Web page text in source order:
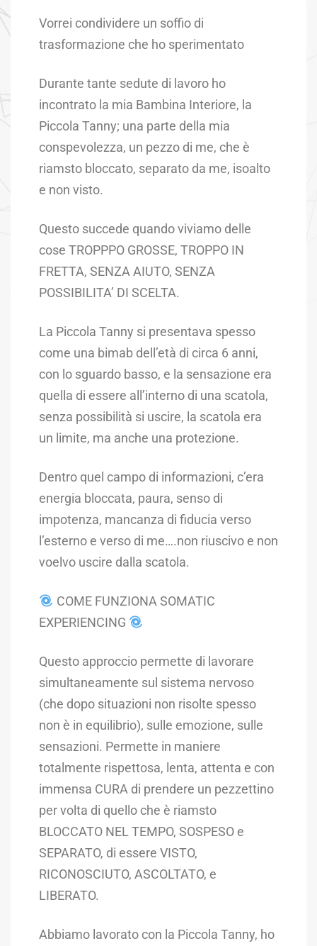
Vorrei condividere un soffio di
trasformazione che ho sperimentato
Durante tante sedute di lavoro ho
incontrato la mia Bambina Interiore, la
Piccola Tanny; una parte della mia
conspevolezza, un pezzo di me, che è
riamsto bloccato, separato da me, isoalto
e non visto.
Questo succede quando viviamo delle
cose TROPPPO GROSSE, TROPPO IN
FRETTA, SENZA AIUTO, SENZA
POSSIBILITA’ DI SCELTA.
La Piccola Tanny si presentava spesso
come una bimab dell’età di circa 6 anni,
con lo sguardo basso, e la sensazione era
quella di essere all’interno di una scatola,
senza possibilità si uscire, la scatola era
un limite, ma anche una protezione.
Dentro quel campo di informazioni, c’era
energia bloccata, paura, senso di
impotenza, mancanza di fiducia verso
l’esterno e verso di me….non riuscivo e non
voelvo uscire dalla scatola.
COME FUNZIONA SOMATIC
EXPERIENCING
Questo approccio permette di lavorare
simultaneamente sul sistema nervoso
(che dopo situazioni non risolte spesso
non è in equilibrio), sulle emozione, sulle
sensazioni. Permette in maniere
totalmente rispettosa, lenta, attenta e con
immensa CURA di prendere un pezzettino
per volta di quello che è riamsto
BLOCCATO NEL TEMPO, SOSPESO e
SEPARATO, di essere VISTO,
RICONOSCIUTO, ASCOLTATO, e
LIBERATO.
Abbiamo lavorato con la Piccola Tanny, ho